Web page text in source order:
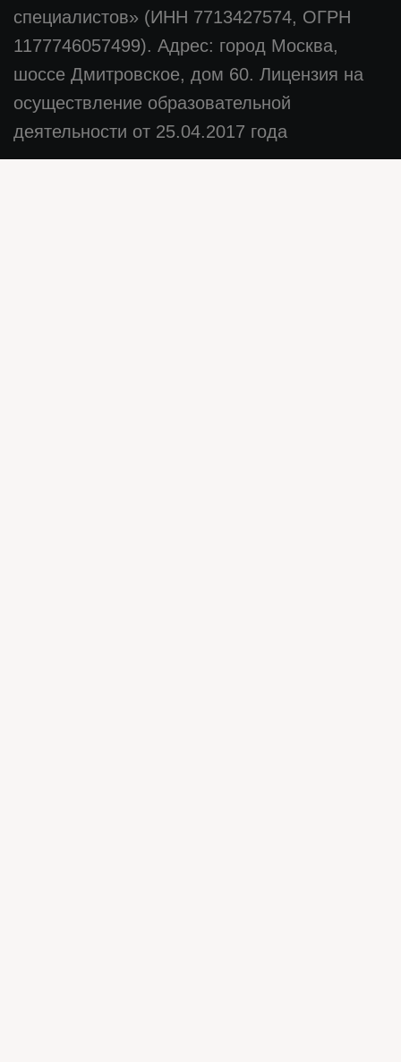
специалистов» (ИНН 7713427574, ОГРН
1177746057499). Адрес: город Москва,
шоссе Дмитровское, дом 60. Лицензия на
осуществление образовательной
деятельности от 25.04.2017 года